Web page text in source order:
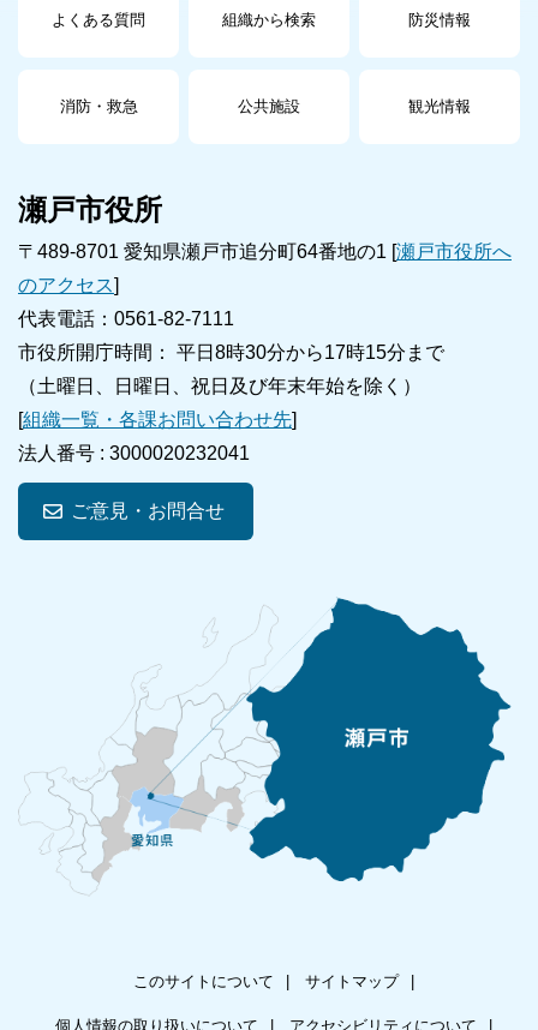
よくある質問 組織から検索 防災情報
消防・救急 公共施設 観光情報
瀬戸市役所
〒489-8701 愛知県瀬戸市追分町64番地の1 [瀬戸市役所へ
のアクセス]
代表電話：0561-82-7111
市役所開庁時間： 平日8時30分から17時15分まで
（土曜日、日曜日、祝日及び年末年始を除く）
[組織一覧・各課お問い合わせ先]
法人番号 : 3000020232041
ご意見・お問合せ
このサイトについて サイトマップ
個人情報の取り扱いについて アクセシビリティについて